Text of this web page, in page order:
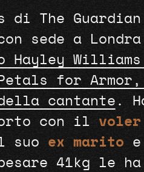
di The
sede a
Hayley
for Armor,
cantante .
con il voler
ex marito e
41kg le